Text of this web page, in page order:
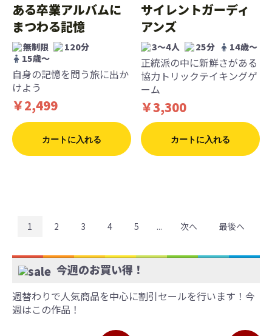
ある卒業アルバムに
まつわる記憶
無制限
120分
15歳〜
自身の記憶を問う旅に出か
けよう
￥2,499
カートに入れる
サイレントガーディ
アンズ
3〜4人 25分 14歳〜
正統派の中に新鮮さがある
協力トリックテイキングゲ
ーム
￥3,300
カートに入れる
1 2 3 4 5 ... 次へ 最後へ
今週のお買い得！
週替わりで人気商品を中心に割引セールを行います！今
週はこの作品！